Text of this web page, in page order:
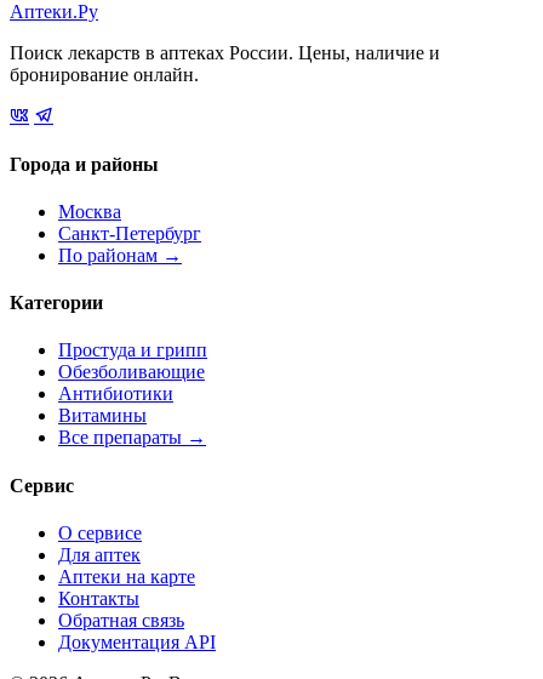
Аптеки.Ру
Поиск лекарств в аптеках России. Цены, наличие и
бронирование онлайн.
Города и районы
Москва
Санкт-Петербург
По районам →
Категории
Простуда и грипп
Обезболивающие
Антибиотики
Витамины
Все препараты →
Сервис
О сервисе
Для аптек
Аптеки на карте
Контакты
Обратная связь
Документация API